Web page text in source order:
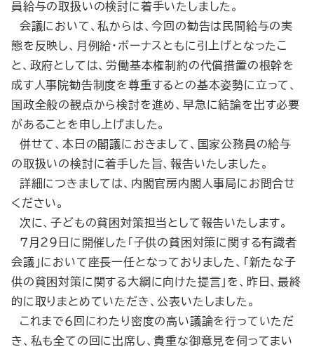
員給与の取扱いの検討に着手いたしました。
会議において、私からは、今回の勧告は民間給与の実
態を反映し、月例給・ボーナスともに引上げとなったこ
と、政府としては、労働基本権制約の代償措置の根幹を
成す人事院勧告制度を尊重するとの基本姿勢に立って、
国政全般の観点から検討を進め、早急に結論を出す必要
があることを申し上げました。
併せて、本日の閣議におきまして、国家公務員の給与
の取扱いの検討に着手した旨、報告いたしました。
詳細につきましては、内閣官房内閣人事局にお問合せ
ください。
次に、子どもの貧困対策担当として報告いたします。
７月29日に開催した「子供の貧困対策に関する有識者
会議」において座長一任となっておりました、「新たな子
供の貧困対策に関する大綱に向けた提言」を、昨日、最終
的に取りまとめていただき、公表いたしました。
これまで６回にわたり密度の高い議論を行っていただ
き、私も全ての回に出席し、貴重な御意見を伺ってまい